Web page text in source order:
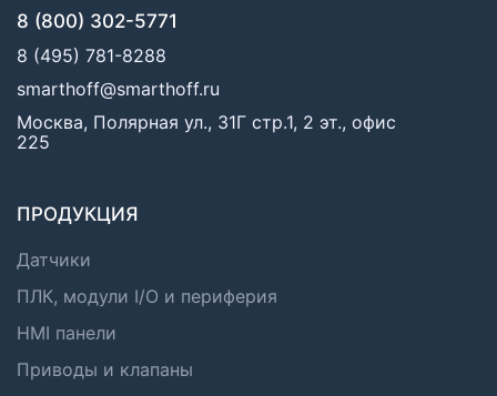
8 (800) 302-5771
8 (495) 781-8288
smarthoff@smarthoff.ru
Москва, Полярная ул., 31Г стр.1, 2 эт., офис
225
ПРОДУКЦИЯ
Датчики
ПЛК, модули I/O и периферия
HMI панели
Приводы и клапаны